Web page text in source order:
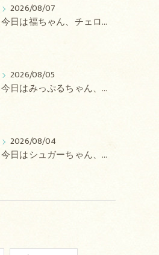
2026/08/07
今日は福ちゃん、チェロちゃん、ルナちゃん、Royちゃん、アネラちゃん、ポコちゃんのトリミングの紹介です【奈良のエース動物病院】
2026/08/05
今日はみっぷるちゃん、アトムちゃん、こたろうちゃん、ルルちゃん、アンジュちゃん、がぶちゃんのトリミングの紹介です【奈良のエース動物病院】
2026/08/04
今日はシュガーちゃん、あずきちゃん、ミルキーちゃん、コロンちゃん、ココちゃんのトリミングの紹介です【奈良のエース動物病院】